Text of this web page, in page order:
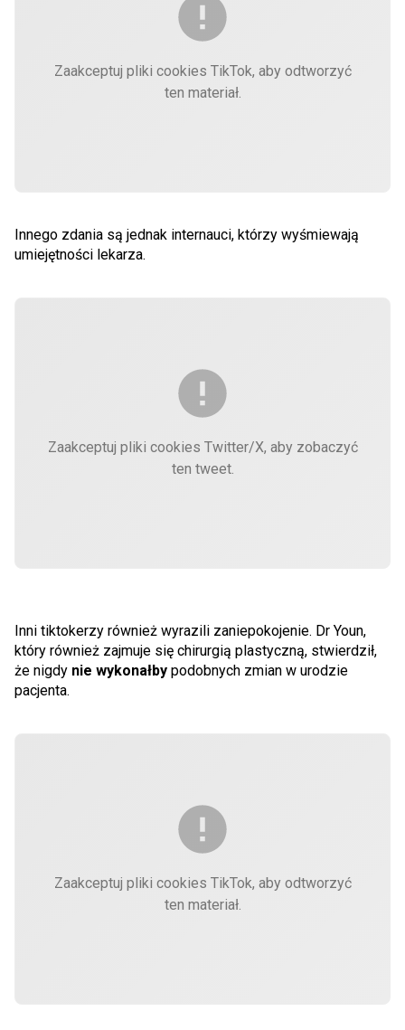
Zaakceptuj pliki cookies TikTok, aby odtworzyć
ten materiał.
Innego zdania są jednak internauci, którzy wyśmiewają
umiejętności lekarza.
Zaakceptuj pliki cookies Twitter/X, aby zobaczyć
ten tweet.
Inni tiktokerzy również wyrazili zaniepokojenie. Dr Youn,
który również zajmuje się chirurgią plastyczną, stwierdził,
że nigdy nie wykonałby podobnych zmian w urodzie
pacjenta.
Zaakceptuj pliki cookies TikTok, aby odtworzyć
ten materiał.